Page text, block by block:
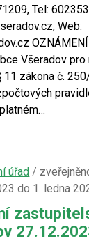
Tel:
Web:
Všeradov
11 zákona č.
úřad /
do 1. ledna